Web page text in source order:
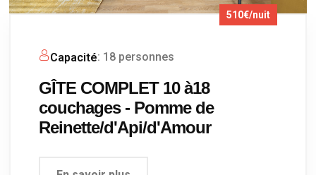
510€/nuit
Capacité: 18 personnes
GÎTE COMPLET 10 à18
couchages - Pomme de
Reinette/d'Api/d'Amour